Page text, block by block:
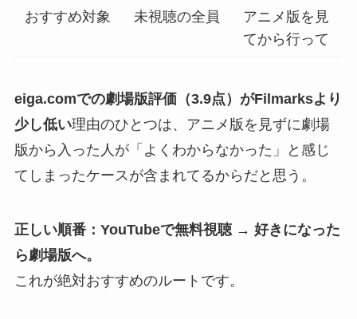
おすすめ対象 未視聴の全員
アニメ版を見
てから行って
eiga.comでの劇場版評価（3.9点）がFilmarksより
少し低い理由のひとつは、アニメ版を見ずに劇場
版から入った人が「よくわからなかった」と感じ
てしまったケースが含まれてるからだと思う。
正しい順番：YouTubeで無料視聴 → 好きになった
ら劇場版へ。
これが絶対おすすめのルートです。